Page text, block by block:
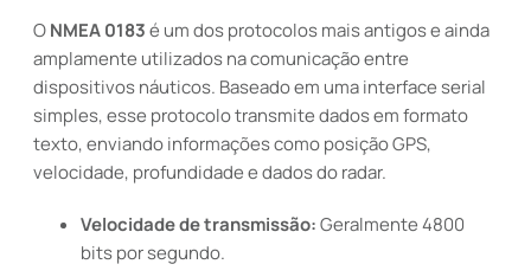
ONMEA 0183é um dos protocolos mais antigos e ainda
amplamente utilizados na comunicação entre
dispositivos náuticos. Baseado em uma interface serial
simples, esse protocolo transmite dados em formato
texto, enviando informações como posição GPS,
velocidade, profundidade e dados do radar.
Velocidade de transmissão:Geralmente 4800
bits por segundo.